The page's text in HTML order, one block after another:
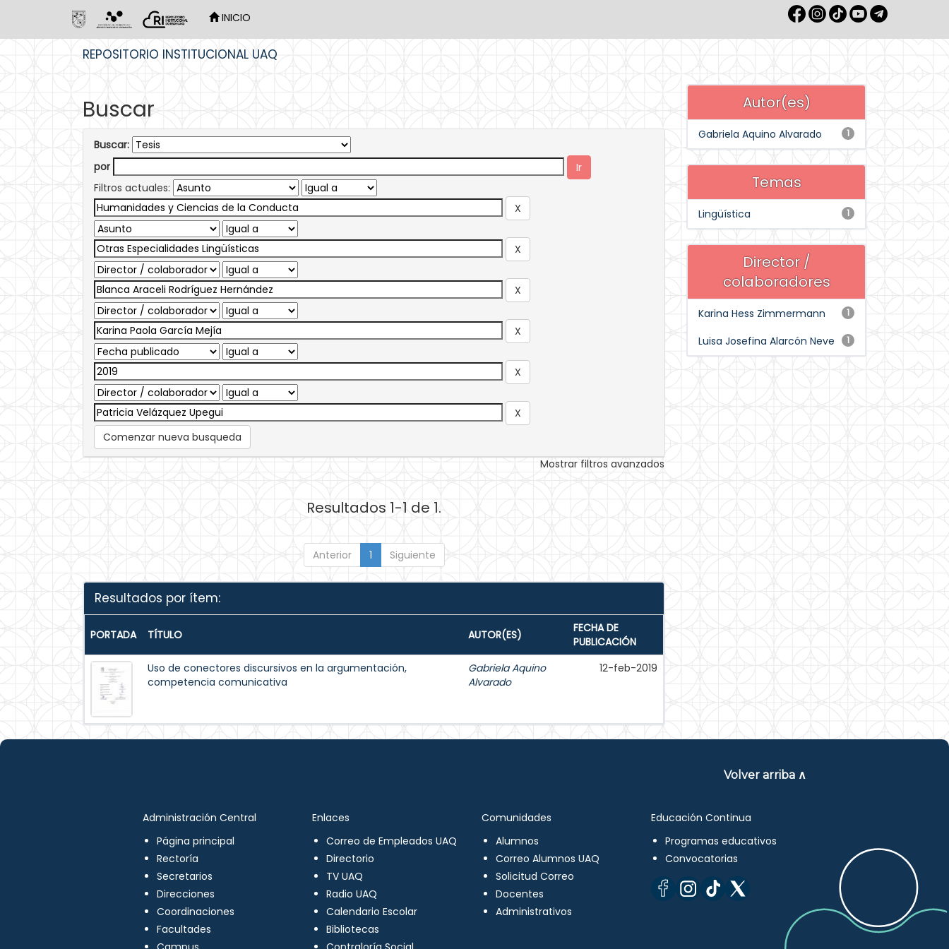
INICIO
REPOSITORIO INSTITUCIONAL UAQ
Buscar
Buscar:
por
Filtros actuales:
Comenzar nueva busqueda
Mostrar filtros avanzados
Resultados 1-1 de 1.
Anterior 1 Siguiente
Resultados por ítem:
PORTADA TÍTULO AUTOR(ES)
FECHA DE
PUBLICACIÓN
Uso de conectores discursivos en la argumentación,
competencia comunicativa
Gabriela Aquino
Alvarado
12-feb-2019
Autor(es)
1
Gabriela Aquino Alvarado
Temas
1
Lingüística
Director /
colaboradores
1
Karina Hess Zimmermann
1
Luisa Josefina Alarcón Neve
Volver arriba ∧
Administración Central
Página principal
Rectoría
Secretarios
Direcciones
Coordinaciones
Facultades
Enlaces
Correo de Empleados UAQ
Directorio
TV UAQ
Radio UAQ
Calendario Escolar
Bibliotecas
Comunidades
Alumnos
Correo Alumnos UAQ
Solicitud Correo
Docentes
Administrativos
Educación Continua
Programas educativos
Convocatorias